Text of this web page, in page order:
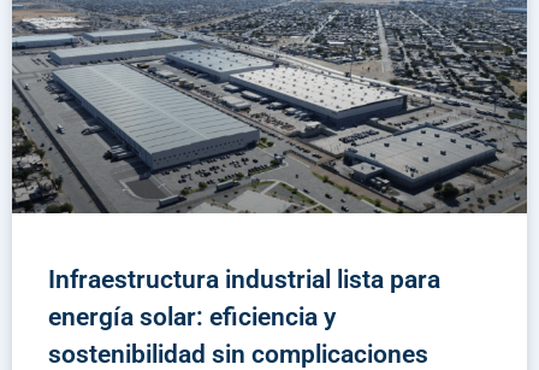
Infraestructura industrial lista para
energía solar: eficiencia y
sostenibilidad sin complicaciones